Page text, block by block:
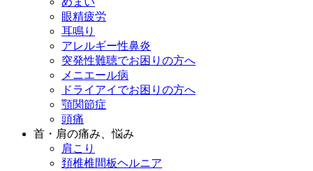
眼精疲労
耳鳴り
アレルギー性鼻炎
突発性難聴でお困りの方へ
メニエール病
ドライアイでお困りの方へ
顎関節症
頭痛
首・肩の痛み、悩み
肩こり
頚椎椎間板ヘルニア